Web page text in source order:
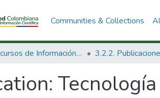
Communities & Collections
3. Recursos de Información Científica y Tecnológica